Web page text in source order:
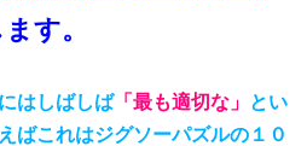
す。
はしばしば「最も適切な」 とい
ばこれはジグソーパズルの１０